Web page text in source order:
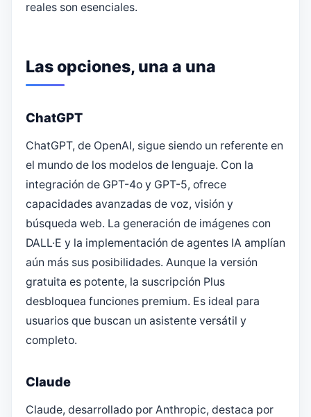
reales son esenciales.
Las opciones, una a una
ChatGPT
ChatGPT, de OpenAI, sigue siendo un referente en
el mundo de los modelos de lenguaje. Con la
integración de GPT-4o y GPT-5, ofrece
capacidades avanzadas de voz, visión y
búsqueda web. La generación de imágenes con
DALL·E y la implementación de agentes IA amplían
aún más sus posibilidades. Aunque la versión
gratuita es potente, la suscripción Plus
desbloquea funciones premium. Es ideal para
usuarios que buscan un asistente versátil y
completo.
Claude
Claude, desarrollado por Anthropic, destaca por